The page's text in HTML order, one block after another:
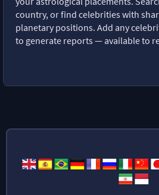
country, or find celebrities with
planetary positions. Add any
to generate reports — available to